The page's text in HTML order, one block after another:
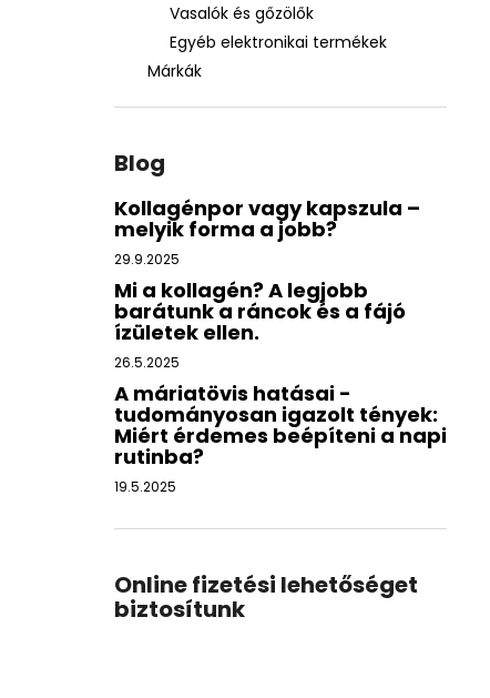
Vasalók és gőzölők
Egyéb elektronikai termékek
Márkák
Blog
Kollagénpor vagy kapszula –
melyik forma a jobb?
29.9.2025
Mi a kollagén? A legjobb
barátunk a ráncok és a fájó
ízületek ellen.
26.5.2025
A máriatövis hatásai -
tudományosan igazolt tények:
Miért érdemes beépíteni a napi
rutinba?
19.5.2025
Online fizetési lehetőséget
biztosítunk